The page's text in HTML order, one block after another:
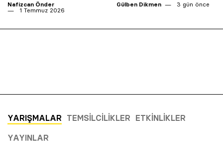
Nafizcan Önder
1 Temmuz 2026
Gülben Dikmen 3 gün önce
YARIŞMALAR TEMSILCILIKLER ETKINLIKLER
YAYINLAR